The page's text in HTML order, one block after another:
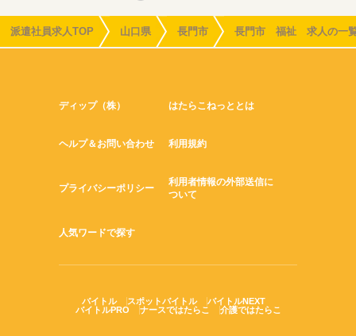
派遣社員求人TOP 山口県 長門市 長門市 福祉 求人の一
ディップ（株） はたらこねっととは
ヘルプ＆お問い合わせ 利用規約
プライバシーポリシー
利用者情報の外部送信に
ついて
人気ワードで探す
バイトル スポットバイトル
バイトルNEXT
バイトルPRO
ナースではたらこ 介護ではたらこ